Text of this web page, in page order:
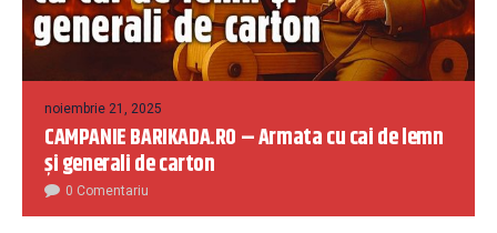
noiembrie 21, 2025
CAMPANIE BARIKADA.RO – Armata cu cai de lemn
și generali de carton
0 Comentariu